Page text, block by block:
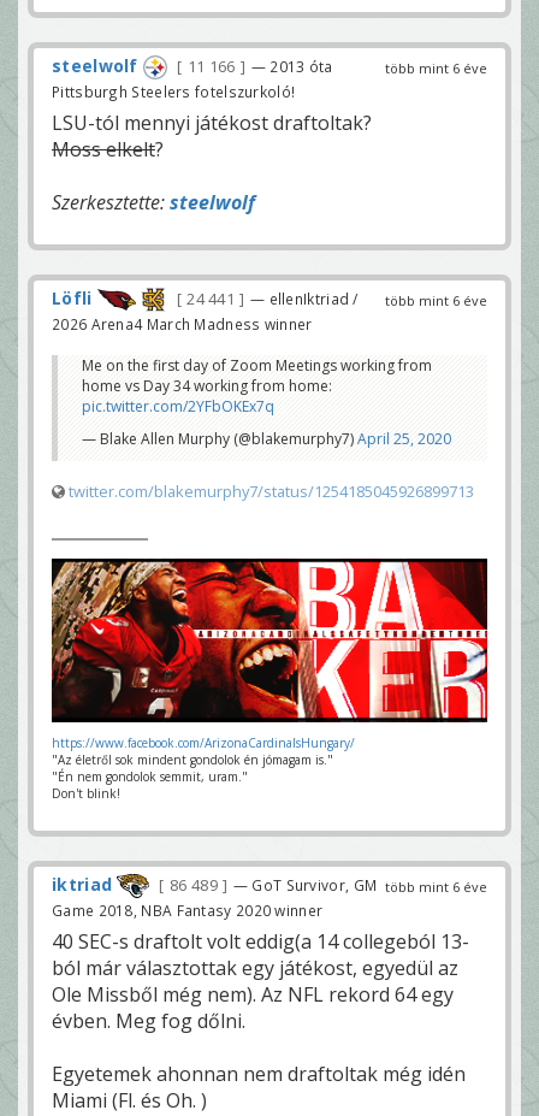
több mint 6 éve
steelwolf 11 166
— 2013 óta
Pittsburgh Steelers fotelszurkoló!
LSU-tól mennyi játékost draftoltak?
Moss elkelt?
Szerkesztette:steelwolf
több mint 6 éve
Löfli 24 441
— ellenIktriad /
2026 Arena4 March Madness winner
Me on the first day of Zoom Meetings working from
home vs Day 34 working from home:
pic.twitter.com/2YFbOKEx7q
— Blake Allen Murphy (@blakemurphy7)April 25, 2020
twitter.com/blakemurphy7/status/1254185045926899713
https://www.facebook.com/ArizonaCardinalsHungary/
"Az életről sok mindent gondolok én jómagam is."
"Én nem gondolok semmit, uram."
Don't blink!
több mint 6 éve
iktriad 86 489
— GoT Survivor, GM
Game 2018, NBA Fantasy 2020 winner
40 SEC-s draftolt volt eddig(a 14 collegeból 13-
ból már választottak egy játékost, egyedül az
Ole Missből még nem). Az NFL rekord 64 egy
évben. Meg fog dőlni.
Egyetemek ahonnan nem draftoltak még idén
Miami (Fl. és Oh. )